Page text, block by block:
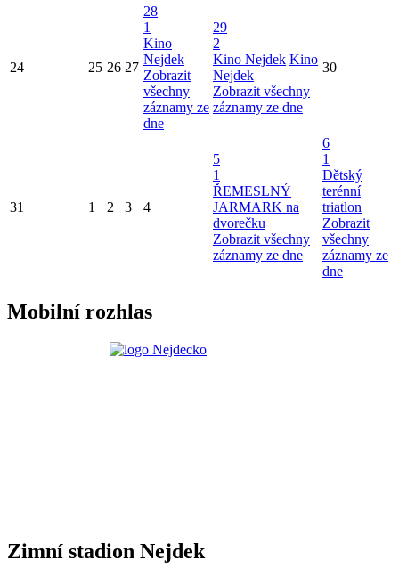
24 25 26 27
28
1
Kino
Nejdek
Zobrazit
všechny
záznamy ze
dne
29
2
Kino Nejdek Kino
Nejdek
Zobrazit všechny
záznamy ze dne
30
31 1 2 3 4
5
1
ŘEMESLNÝ
JARMARK na
dvorečku
Zobrazit všechny
záznamy ze dne
6
1
Dětský
terénní
triatlon
Zobrazit
všechny
záznamy ze
dne
Mobilní rozhlas
Zimní stadion Nejdek